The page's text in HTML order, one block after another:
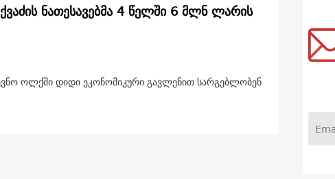
ნათესავებმა 4 წელში 6 მლნ ლარის
ოლქში დიდი ეკონომიკური გავლენით სარგებლობენ